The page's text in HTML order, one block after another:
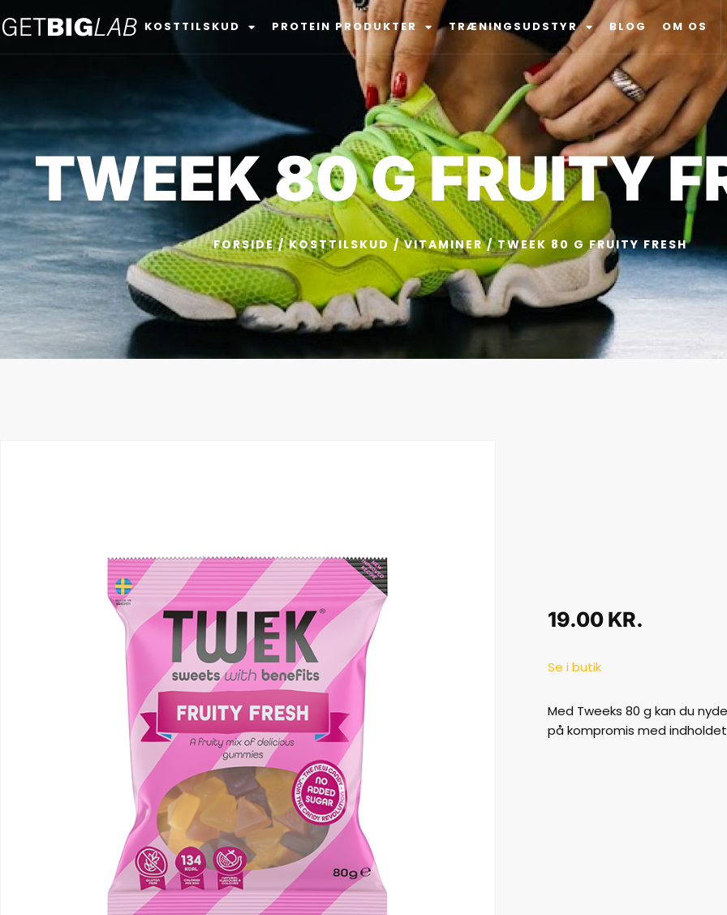
KOSTTILSKUD PROTEIN PRODUKTER TRÆNINGSUDSTYR BLOG OM OS
TWEEK 80 G FRUITY
FORSIDE/KOSTTILSKUD /VITAMINER/ TWEEK 80 G FRUITY FRESH
19.00 KR.
Se i butik
Med Tweeks 80 g kan du
på kompromis med